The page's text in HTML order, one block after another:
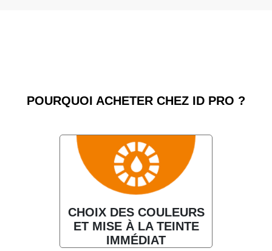
POURQUOI ACHETER CHEZ ID PRO ?
CHOIX DES COULEURS
ET MISE À LA TEINTE
IMMÉDIAT